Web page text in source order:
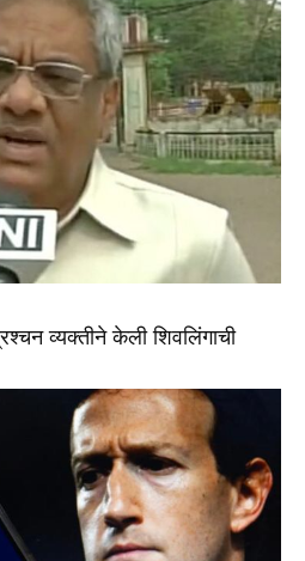
व्यक्तीने केली शिवलिंगाची